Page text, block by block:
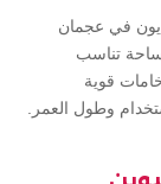
في عجمان
تناسب
قوية
وطول العمر.